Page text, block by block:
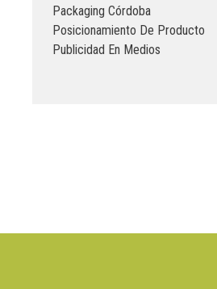
Packaging Córdoba
Posicionamiento De Producto
Publicidad En Medios